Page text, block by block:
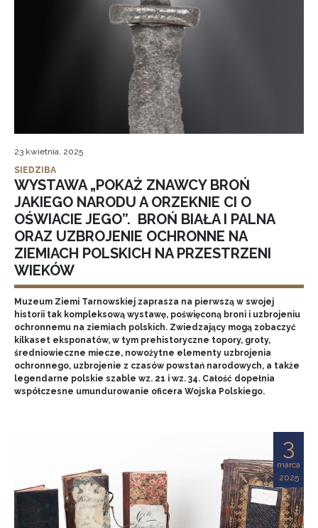
23 kwietnia, 2025
SIEDZIBA
WYSTAWA „POKAŻ ZNAWCY BROŃ
JAKIEGO NARODU A ORZEKNIE CI O
OŚWIACIE JEGO”. BROŃ BIAŁA I PALNA
ORAZ UZBROJENIE OCHRONNE NA
ZIEMIACH POLSKICH NA PRZESTRZENI
WIEKÓW
Muzeum Ziemi Tarnowskiej zaprasza na pierwszą w swojej
historii tak kompleksową wystawę, poświęconą broni i uzbrojeniu
ochronnemu na ziemiach polskich. Zwiedzający mogą zobaczyć
kilkaset eksponatów, w tym prehistoryczne topory, groty,
średniowieczne miecze, nowożytne elementy uzbrojenia
ochronnego, uzbrojenie z czasów powstań narodowych, a także
legendarne polskie szable wz. 21 i wz. 34. Całość dopełnia
współczesne umundurowanie oficera Wojska Polskiego.
3
marca
2025